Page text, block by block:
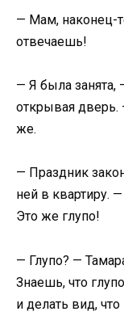
— Мам, наконец-
отвечаешь!
— Я была занята,
открывая
же.
— Праздник
ней в квартиру.
Это же глупо!
— Глупо? —
Знаешь, что
и делать вид,